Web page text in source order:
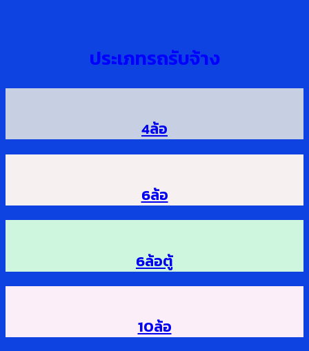
ประเภทรถรับจ้าง
4ล้อ
6ล้อ
6ล้อตู้
10ล้อ